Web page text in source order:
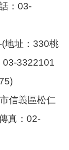
：03-
地址：330桃
03-3322101
信義區松仁
真：02-